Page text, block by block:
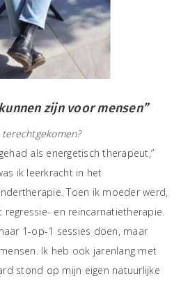
zijn voor mensen”
als energetisch therapeut,”
ik leerkracht in het
Toen ik moeder werd,
en reïncarnatietherapie.
1-op-1 sessies doen, maar
Ik heb ook jarenlang met
stond op mijn eigen natuurlijke